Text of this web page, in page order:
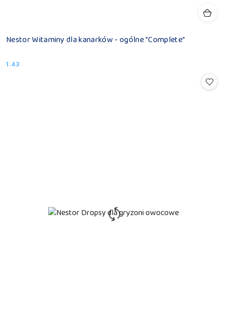
Nestor Witaminy dla kanarków - ogólne "Complete"
Cena:
1.43